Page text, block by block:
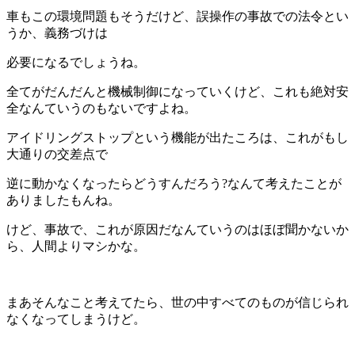
車もこの環境問題もそうだけど、誤操作の事故での法令とい
うか、義務づけは
必要になるでしょうね。
全てがだんだんと機械制御になっていくけど、これも絶対安
全なんていうのもないですよね。
アイドリングストップという機能が出たころは、これがもし
大通りの交差点で
逆に動かなくなったらどうすんだろう?なんて考えたことが
ありましたもんね。
けど、事故で、これが原因だなんていうのはほぼ聞かないか
ら、人間よりマシかな。
まあそんなこと考えてたら、世の中すべてのものが信じられ
なくなってしまうけど。